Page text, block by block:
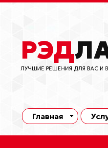
РЭД
ЛУЧШИЕ РЕШЕНИЯ ДЛЯ ВАС И
Главная